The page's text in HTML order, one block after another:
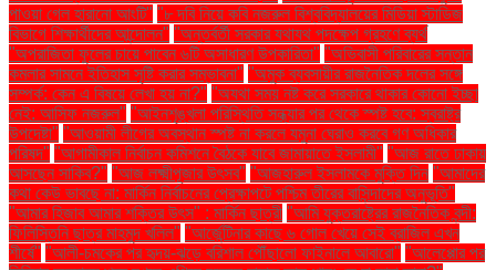
পাওয়া গেল হারানো আংটি" "৮ দবি নিয়ে কবি নজরুল বিশ্ববিদ্যালয়ের মিডিয়া স্টাডিজ
বিভাগে শিক্ষার্থীদের আন্দোলন" "অন্তর্বর্তী সরকার যথাযথ পদক্ষেপ গ্রহণে ব্যর্থ
"অপরাজিতা ফুলের চায়ে পাবেন ৬টি অসাধারণ উপকারিতা" "অভিবাসী পরিবারের সন্তান
কমলার সামনে ইতিহাস সৃষ্টি করার সম্ভাবনা" "অমুক ব্যবসায়ীর রাজনৈতিক দলের সঙ্গে
সম্পর্ক: কেন এ বিষয়ে লেখা হয় না?" "অযথা সময় নষ্ট করে সরকারে থাকার কোনো ইচ্ছা
নেই: আসিফ নজরুল" "আইনশৃঙ্খলা পরিস্থিতি সন্ধ্যার পর থেকে স্পষ্ট হবে: স্বরাষ্ট্র
উপদেষ্টা" "আওয়ামী লীগের অবস্থান স্পষ্ট না করলে যমুনা ঘেরাও করবে গণ অধিকার
পরিষদ" "আগামীকাল নির্বাচন কমিশনে বৈঠকে যাবে জামায়াতে ইসলামী" "আজ রাতে ঢাকায়
আসছেন সাকিব?" "আজ লক্ষ্মীপূজার উৎসব" "আজহারুল ইসলামকে মুক্তি দিন "আমাদের
কথা কেউ ভাবছে না: মার্কিন নির্বাচনের প্রেক্ষাপটে পশ্চিম তীরের বাসিন্দাদের অনুভূতি"
"আমার হিজাব আমার শক্তির উৎস" : মার্কিন ছাত্রী "আমি যুক্তরাষ্ট্রের রাজনৈতিক বন্দী:
ফিলিস্তিনি ছাত্র মাহমুদ খলিল" "আর্জেন্টিনার কাছে ৬ গোল খেয়ে সেই ব্রাজিল এখন
শীর্ষে" "আলী-চমকের পর হৃদয়-ঝড়ে বরিশাল পৌঁছালো ফাইনালে আবারো" "আলেপ্পোর পর